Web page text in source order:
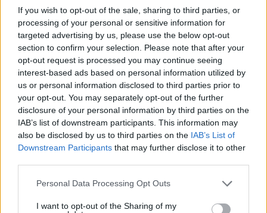
If you wish to opt-out of the sale, sharing to third parties, or
processing of your personal or sensitive information for
targeted advertising by us, please use the below opt-out
section to confirm your selection. Please note that after your
opt-out request is processed you may continue seeing
interest-based ads based on personal information utilized by
us or personal information disclosed to third parties prior to
your opt-out. You may separately opt-out of the further
disclosure of your personal information by third parties on the
IAB’s list of downstream participants. This information may
also be disclosed by us to third parties on the IAB’s List of
Downstream Participants that may further disclose it to other
Please note that this website/app uses one or more Google
not limited to your visit or usage behaviour. You may click to
Personal Data Processing Opt Outs
I want to opt-out of the Sharing of my
Καμία συνεργασία με την AfD στον β' γύρο των
δημοτικών εκλογών στη Βόρεια Ρηνανία-Βεστφαλία,
κρατιδίου, αλλά και η επικεφαλής των
Σοσιαλδημοκρατών, τόνισαν ότι τα κόμματά τους δεν
15.09.2025, 17:41 3